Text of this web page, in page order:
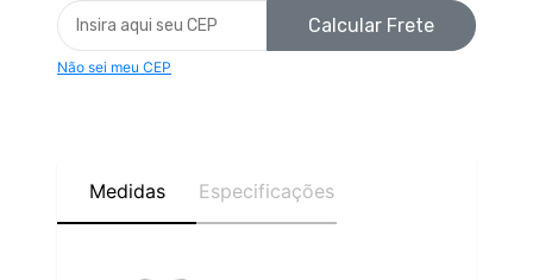
Calcular Frete
Não sei meu CEP
Medidas Especificações